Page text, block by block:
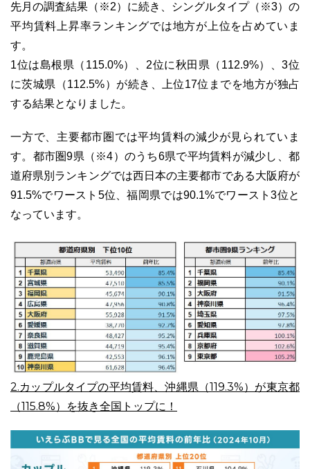
先月の調査結果（※2）に続き、シングルタイプ（※3）の
平均賃料上昇率ランキングでは地方が上位を占めていま
す。
1位は島根県（115.0%）、2位に秋田県（112.9%）、3位
に茨城県（112.5%）が続き、上位17位までを地方が独占
する結果となりました。
一方で、主要都市圏では平均賃料の減少が見られていま
す。都市圏9県（※4）のうち6県で平均賃料が減少し、都
道府県別ランキングでは西日本の主要都市である大阪府が
91.5%でワースト5位、福岡県では90.1%でワースト3位と
なっています。
2.カップルタイプの平均賃料、沖縄県（119.3%）が東京都
（115.8%）を抜き全国トップに！